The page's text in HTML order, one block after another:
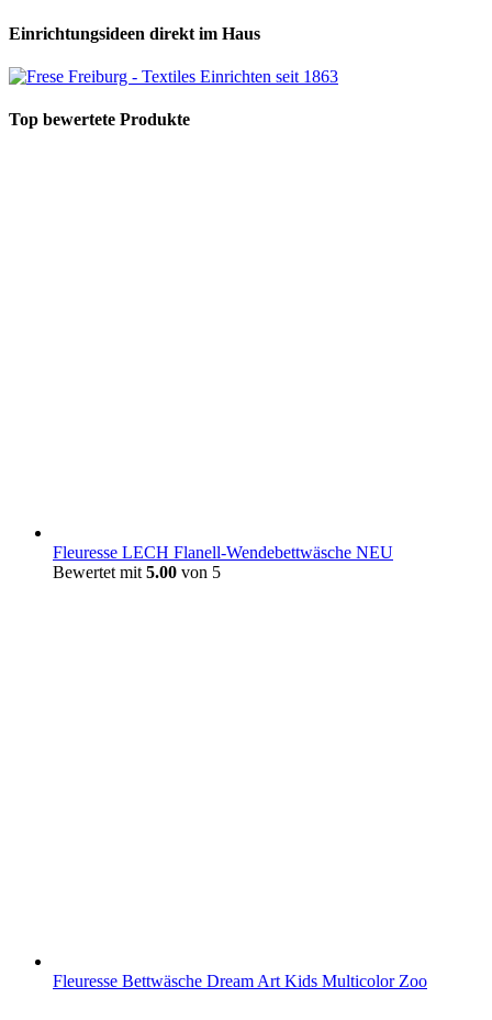
Einrichtungsideen direkt im Haus
Top bewertete Produkte
Fleuresse LECH Flanell-Wendebettwäsche NEU
Bewertet mit 5.00 von 5
Fleuresse Bettwäsche Dream Art Kids Multicolor Zoo